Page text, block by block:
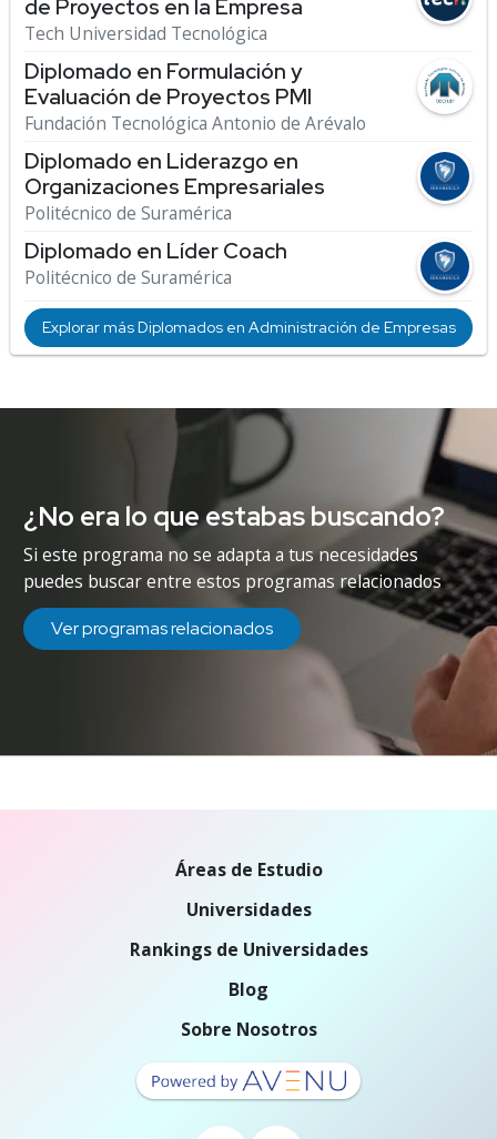
de Proyectos en la Empresa
Tech Universidad Tecnológica
Diplomado en Formulación y
Evaluación de Proyectos PMI
Fundación Tecnológica Antonio de Arévalo
Diplomado en Liderazgo en
Organizaciones Empresariales
Politécnico de Suramérica
Diplomado en Líder Coach
Politécnico de Suramérica
Explorar más Diplomados en Administración de Empresas
¿No era lo que estabas buscando?
Si este programa no se adapta a tus necesidades
puedes buscar entre estos programas relacionados
Ver programas relacionados
Áreas de Estudio
Universidades
Rankings de Universidades
Blog
Sobre Nosotros